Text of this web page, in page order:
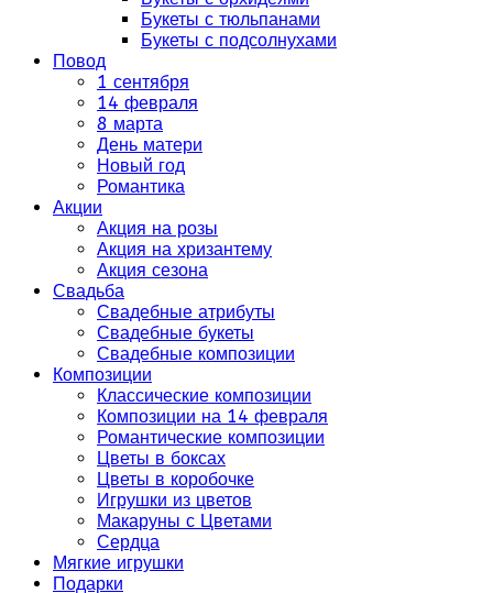
Букеты с тюльпанами
Букеты с подсолнухами
Повод
1 сентября
14 февраля
8 марта
День матери
Новый год
Романтика
Акции
Акция на розы
Акция на хризантему
Акция сезона
Свадьба
Свадебные атрибуты
Свадебные букеты
Свадебные композиции
Композиции
Классические композиции
Композиции на 14 февраля
Романтические композиции
Цветы в боксах
Цветы в коробочке
Игрушки из цветов
Макаруны с Цветами
Сердца
Мягкие игрушки
Подарки